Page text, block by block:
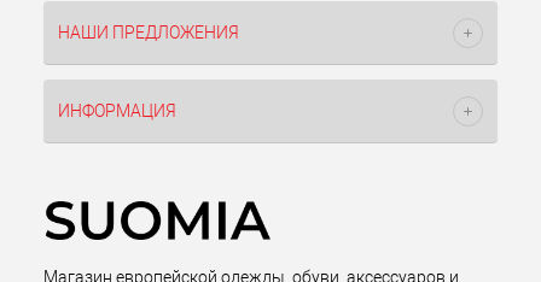
НАШИ ПРЕДЛОЖЕНИЯ
ИНФОРМАЦИЯ
Магазин европейской одежды, обуви, аксессуаров и